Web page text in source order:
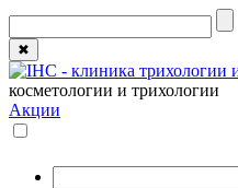
✖
косметологии и трихологии
Акции